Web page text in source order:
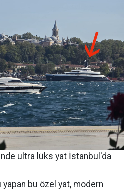
ultra lüks yat İstanbul'da
yapan bu özel yat, modern